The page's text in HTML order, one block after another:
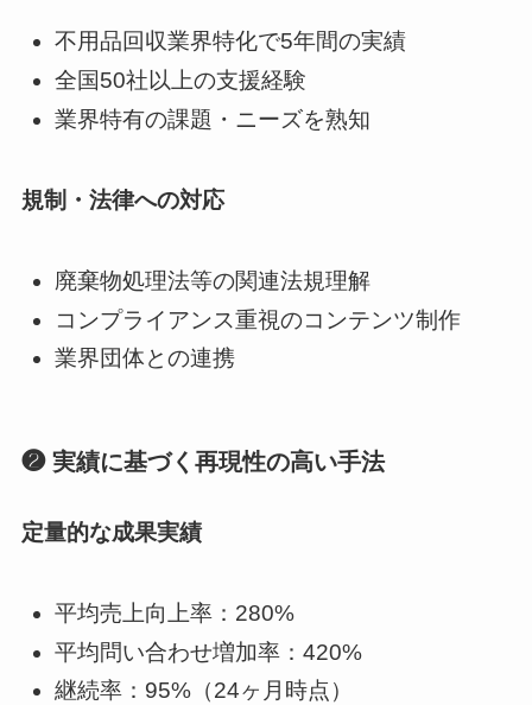
不用品回収業界特化で5年間の実績
全国50社以上の支援経験
業界特有の課題・ニーズを熟知
規制・法律への対応
廃棄物処理法等の関連法規理解
コンプライアンス重視のコンテンツ制作
業界団体との連携
❷ 実績に基づく再現性の高い手法
定量的な成果実績
平均売上向上率：280%
平均問い合わせ増加率：420%
継続率：95%（24ヶ月時点）